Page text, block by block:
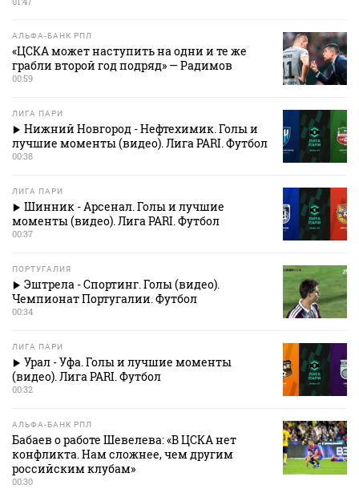
АЛЬФА-БАНК РПЛ
«ЦСКА может наступить на одни и те же
грабли второй год подряд» — Радимов
00:59
ЛИГА ПАРИ
Нижний Новгород - Нефтехимик. Голы и
лучшие моменты (видео). Лига PARI. Футбол
00:38
ЛИГА ПАРИ
Шинник - Арсенал. Голы и лучшие
моменты (видео). Лига PARI. Футбол
00:37
ПОРТУГАЛИЯ
Эштрела - Спортинг. Голы (видео).
Чемпионат Португалии. Футбол
00:34
ЛИГА ПАРИ
Урал - Уфа. Голы и лучшие моменты
(видео). Лига PARI. Футбол
00:32
АЛЬФА-БАНК РПЛ
Бабаев о работе Шевелева: «В ЦСКА нет
конфликта. Нам сложнее, чем другим
российским клубам»
00:30